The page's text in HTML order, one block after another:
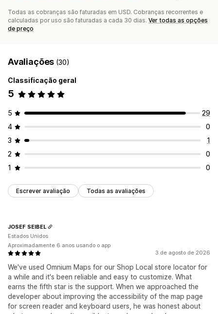
Todas as cobranças são faturadas em USD. Cobranças recorrentes e
calculadas por uso são faturadas a cada 30 dias. Ver todas as opções
de preço
Avaliações (30)
Classificação geral
5
5
29
4
0
3
1
2
0
1
0
Escrever avaliação Todas as avaliações
3 de agosto de 2026
We've used Omnium Maps for our Shop Local store locator for
a while and it's been reliable and easy to customize. What
earns the fifth star is the support. When we approached the
developer about improving the accessibility of the map page
for screen reader and keyboard users, he was honest about
JOSEF SEIBEL
Estados Unidos
Aproximadamente 6 anos usando o app